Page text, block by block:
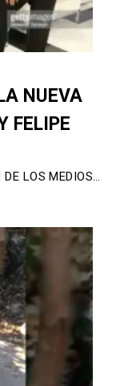
NUEVA
FELIPE
LOS MEDIOS…